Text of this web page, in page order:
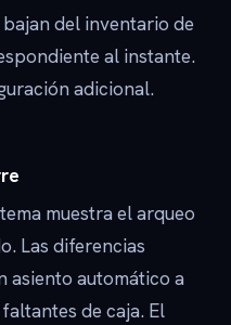
del inventario de
al instante.
adicional.
muestra el arqueo
Las diferencias
asiento automático a
de caja. El